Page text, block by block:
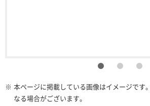
※ 本ページに掲載している画像はイメージです
なる場合がございます。